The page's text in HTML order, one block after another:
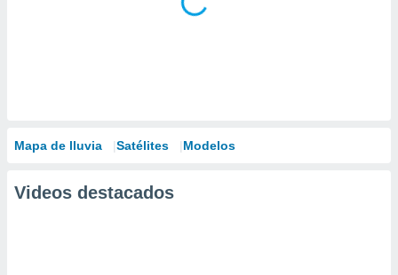
Mapa de lluvia Satélites Modelos
Videos destacados